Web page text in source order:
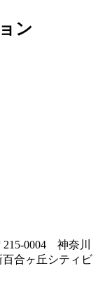
ン
215-0004 神奈川
合ヶ丘シティビ